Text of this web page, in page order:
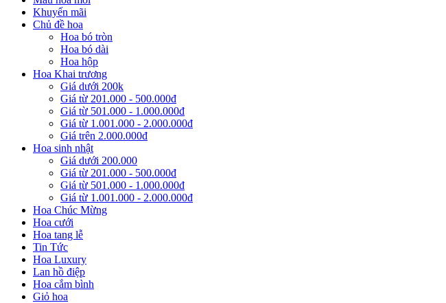
Khuyến mãi
Chủ đề hoa
Hoa bó tròn
Hoa bó dài
Hoa hộp
Hoa Khai trương
Giá dưới 200k
Giá từ 201.000 - 500.000đ
Giá từ 501.000 - 1.000.000đ
Giá từ 1.001.000 - 2.000.000đ
Giá trên 2.000.000đ
Hoa sinh nhật
Giá dưới 200.000
Giá từ 201.000 - 500.000đ
Giá từ 501.000 - 1.000.000đ
Giá từ 1.001.000 - 2.000.000đ
Hoa Chúc Mừng
Hoa cưới
Hoa tang lễ
Tin Tức
Hoa Luxury
Lan hồ điệp
Hoa cắm bình
Giỏ hoa